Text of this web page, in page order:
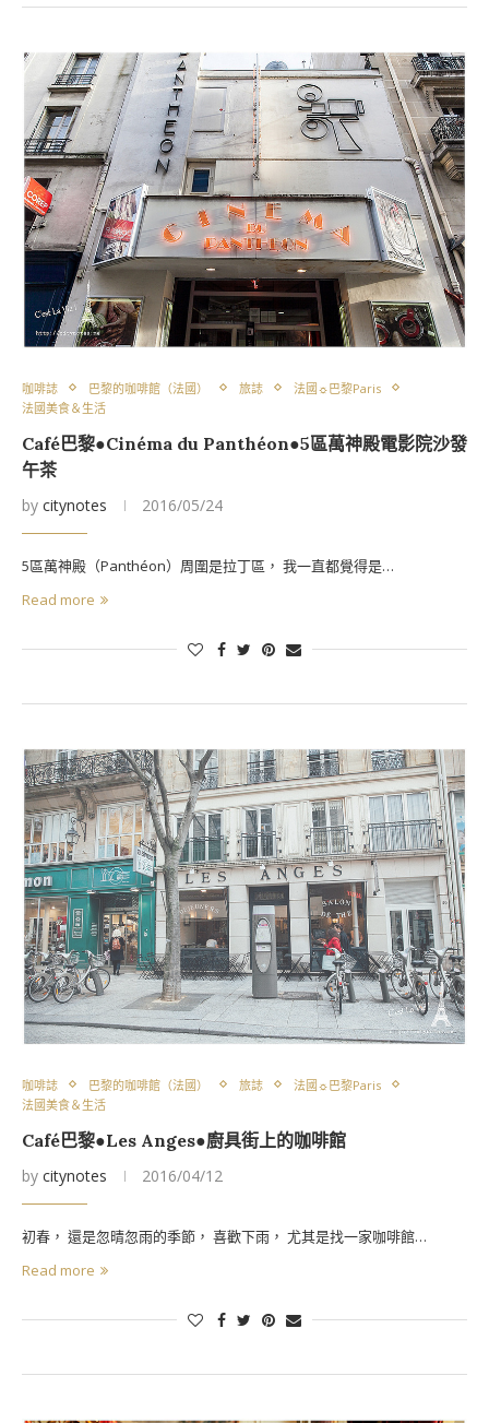
咖啡誌 巴黎的咖啡館（法國） 旅誌
法國☼巴黎Paris
法國美食＆生活
Café巴黎●Cinéma du Panthéon●5區萬神殿電影院沙發
午茶
by citynotes 2016/05/24
5區萬神殿（Panthéon）周圍是拉丁區， 我一直都覺得是…
Read more
咖啡誌 巴黎的咖啡館（法國） 旅誌
法國☼巴黎Paris
法國美食＆生活
Café巴黎●Les Anges●廚具街上的咖啡館
by citynotes 2016/04/12
初春， 還是忽晴忽雨的季節， 喜歡下雨， 尤其是找一家咖啡館…
Read more